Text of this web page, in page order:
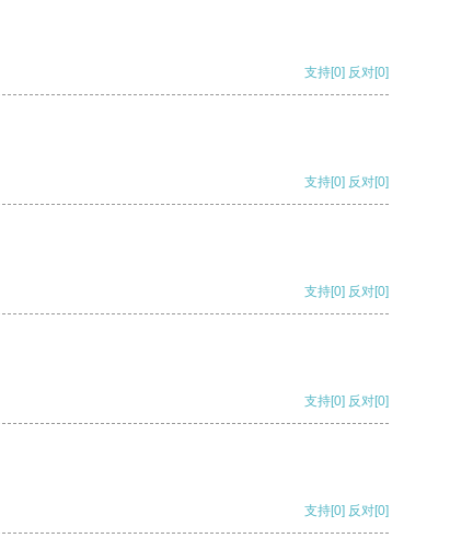
支持[0] 反对[0]
支持[0] 反对[0]
支持[0] 反对[0]
支持[0] 反对[0]
支持[0] 反对[0]